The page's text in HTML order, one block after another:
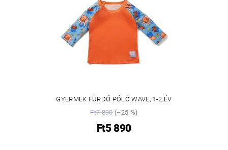
GYERMEK FÜRDŐ PÓLÓ WAVE, 1-2 ÉV
Ft7 890(–25 %)
Ft5 890